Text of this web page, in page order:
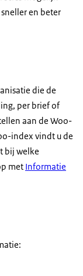
en beter
die de
per brief of
aan de Woo-
index vindt u de
bij welke
met Informatie